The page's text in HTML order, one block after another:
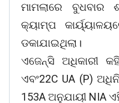
ମାମଲାରେ ବୁଧବାର
କ୍ୟାମ୍ପ
ଡକାଯାଇଥିଲା।
ଏଜେନ୍ସି ଅଧିକାରୀ
ଏବଂ22C UA (P)
153A ଅନୁଯାୟୀ NIA